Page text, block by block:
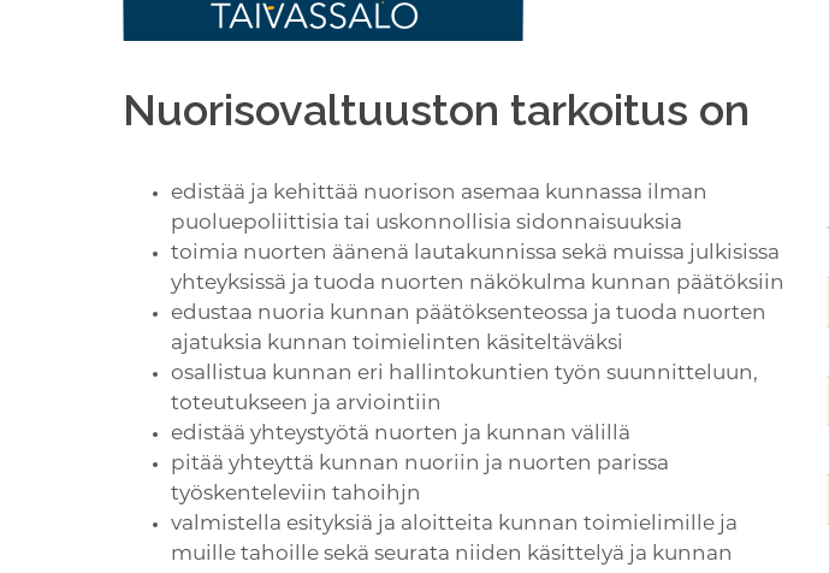
Nuorisovaltuuston tarkoitus on
edistää ja kehittää nuorison asemaa kunnassa ilman
puoluepoliittisia tai uskonnollisia sidonnaisuuksia
toimia nuorten äänenä lautakunnissa sekä muissa julkisissa
yhteyksissä ja tuoda nuorten näkökulma kunnan päätöksiin
edustaa nuoria kunnan päätöksenteossa ja tuoda nuorten
ajatuksia kunnan toimielinten käsiteltäväksi
osallistua kunnan eri hallintokuntien työn suunnitteluun,
toteutukseen ja arviointiin
edistää yhteystyötä nuorten ja kunnan välillä
pitää yhteyttä kunnan nuoriin ja nuorten parissa
työskenteleviin tahoihjn
valmistella esityksiä ja aloitteita kunnan toimielimille ja
muille tahoille sekä seurata niiden käsittelyä ja kunnan